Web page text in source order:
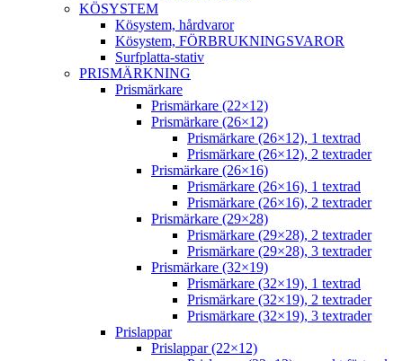
KÖSYSTEM
Kösystem, hårdvaror
Kösystem, FÖRBRUKNINGSVAROR
Surfplatta-stativ
PRISMÄRKNING
Prismärkare
Prismärkare (22×12)
Prismärkare (26×12)
Prismärkare (26×12), 1 textrad
Prismärkare (26×12), 2 textrader
Prismärkare (26×16)
Prismärkare (26×16), 1 textrad
Prismärkare (26×16), 2 textrader
Prismärkare (29×28)
Prismärkare (29×28), 2 textrader
Prismärkare (29×28), 3 textrader
Prismärkare (32×19)
Prismärkare (32×19), 1 textrad
Prismärkare (32×19), 2 textrader
Prismärkare (32×19), 3 textrader
Prislappar
Prislappar (22×12)